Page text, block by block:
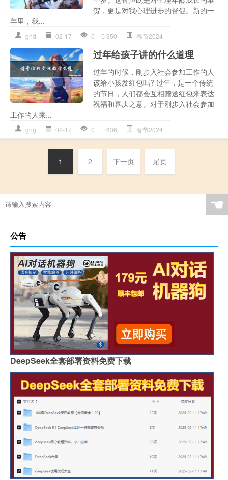
贺，更是对我心理进步的督促。新的一
年里，我...
gnd 02-17 0 350 春节2024
过年给孩子讲的什么道理
过年的时候，刚步入社会参加工作的人
该给小孩发红包吗? 过年，是一个传统
的节日，人们都会互相赠送红包来表达
祝福和喜庆之意。对于刚步入社会参加
工作的人来...
gng 02-17 0 636 春节2024
1 2 下一页 尾页
☚
公告
DeepSeek全套部署资料免费下载